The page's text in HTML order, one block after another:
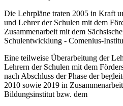
Die Lehrpläne traten 2005 in Kraft
und Lehrer der Schulen mit dem
Zusammenarbeit mit dem
Schulentwicklung - Comenius-
Eine teilweise Überarbeitung der
Lehrern der Schulen mit dem
nach Abschluss der Phase der
2010 sowie 2019 in
Bildungsinstitut bzw. dem